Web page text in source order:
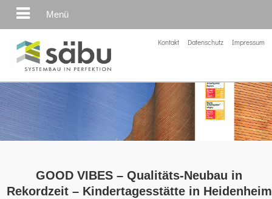
Kontakt Datenschutz Impressum
GOOD VIBES – Qualitäts-Neubau in
Rekordzeit – Kindertagesstätte in Heidenheim
Menü